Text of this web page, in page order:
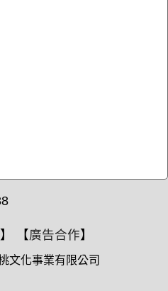
】 【廣告合作】
文化事業有限公司